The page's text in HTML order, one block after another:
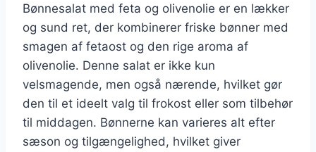
Bønnesalat med feta og olivenolie er en lækker
og sund ret, der kombinerer friske bønner med
smagen af fetaost og den rige aroma af
olivenolie. Denne salat er ikke kun
velsmagende, men også nærende, hvilket gør
den til et ideelt valg til frokost eller som tilbehør
til middagen. Bønnerne kan varieres alt efter
sæson og tilgængelighed, hvilket giver